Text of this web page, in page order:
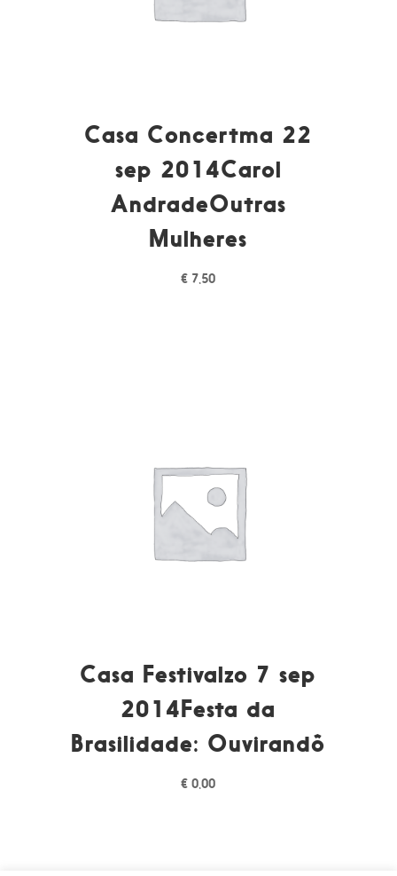
Casa Concertma 22
sep 2014Carol
AndradeOutras
Mulheres
€ 7,50
Casa Festivalzo 7 sep
2014Festa da
Brasilidade: Ouvirandô
€ 0,00